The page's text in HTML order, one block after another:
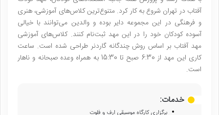
آفتاب در تهران شروع به کار کرد. متنوع‌ترین کلاس‌های آموزشی، هنری
و فرهنگی در این مجموعه دایر بوده و والدین می‌توانند با خیالی
آسوده کودکان خود را در این مهد ثبت‌نام کنند. کلاس‌های آموزشی
مهد آفتاب بر اساس روش چندگانه گاردنر طراحی شده است. ساعت
کاری این مهد از 6:30 صبح تا 15:30 به همراه وعده صبحانه و ناهار
است.
خدمات:
برگزاری کارگاه موسیقی ارف و فلوت